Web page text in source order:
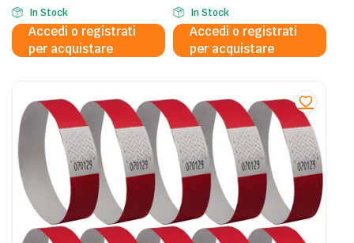
In Stock
Accedi o registrati
per acquistare
In Stock
Accedi o registrati
per acquistare